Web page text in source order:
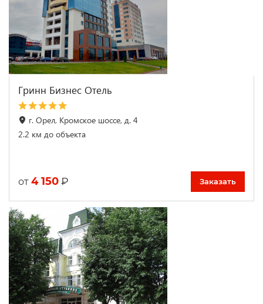
Гринн Бизнес Отель
г. Орел, Кромское шоссе, д. 4
2.2 км до объекта
от 4 150 ₽ Заказать